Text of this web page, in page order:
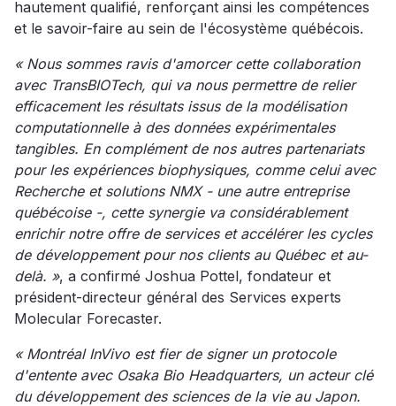
hautement qualifié, renforçant ainsi les compétences
et le savoir-faire au sein de l'écosystème québécois.
« Nous sommes ravis d'amorcer cette collaboration
avec TransBIOTech, qui va nous permettre de relier
efficacement les résultats issus de la modélisation
computationnelle à des données expérimentales
tangibles. En complément de nos autres partenariats
pour les expériences biophysiques, comme celui avec
Recherche et solutions NMX - une autre entreprise
québécoise -, cette synergie va considérablement
enrichir notre offre de services et accélérer les cycles
de développement pour nos clients au Québec et au-
delà. », a confirmé Joshua Pottel, fondateur et
président-directeur général des Services experts
Molecular Forecaster.
« Montréal InVivo est fier de signer un protocole
d'entente avec Osaka Bio Headquarters, un acteur clé
du développement des sciences de la vie au Japon.